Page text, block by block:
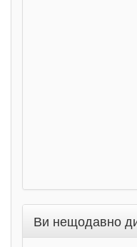
Ви нещодавно